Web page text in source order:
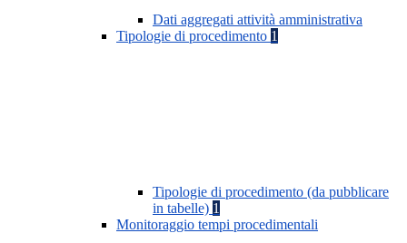
Dati aggregati attività amministrativa
Tipologie di procedimento 1
Tipologie di procedimento (da pubblicare
in tabelle) 1
Monitoraggio tempi procedimentali